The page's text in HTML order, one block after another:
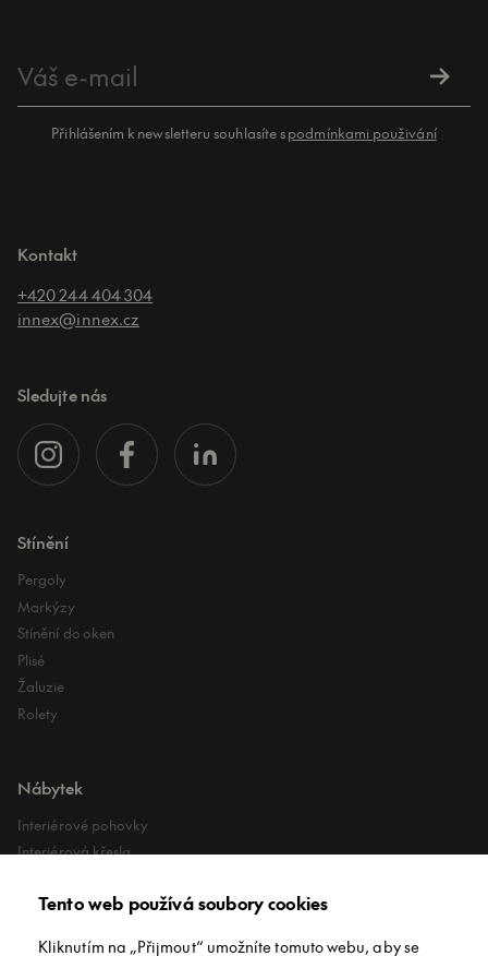
Přihlášením k newsletteru souhlasíte spodmínkami použivání
Kontakt
+420 244 404 304
innex@innex.cz
Sledujte nás
Stínění
Pergoly
Markýzy
Stínění do oken
Plisé
Žaluzie
Rolety
Nábytek
Interiérové pohovky
Interiérová křesla
Lehátka
Tento web používá soubory cookies
Kliknutím na „Přijmout“ umožníte tomuto webu, aby se